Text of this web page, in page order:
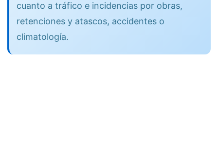
cuanto a tráfico e incidencias por obras,
retenciones y atascos, accidentes o
climatología.